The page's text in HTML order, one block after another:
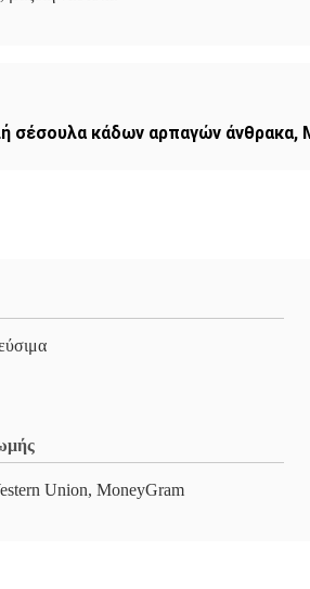
σέσουλα κάδων αρπαγών άνθρακα,
Union, MoneyGram